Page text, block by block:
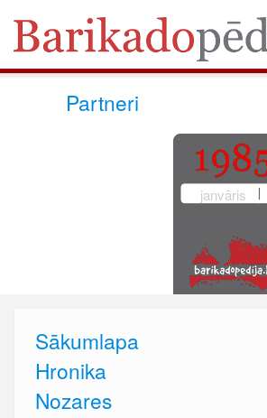
Partneri
janvāris
Sākumlapa
Hronika
Nozares